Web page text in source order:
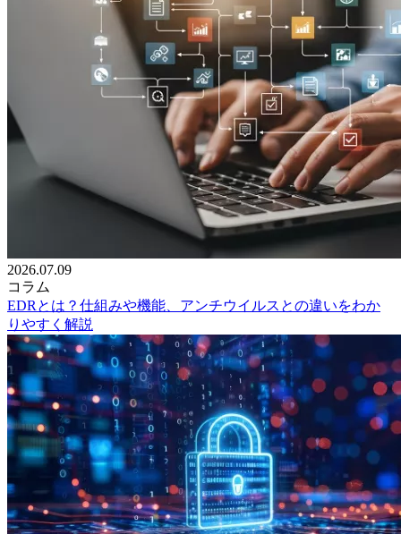
2026.07.09
コラム
EDRとは？仕組みや機能、アンチウイルスとの違いをわか
りやすく解説